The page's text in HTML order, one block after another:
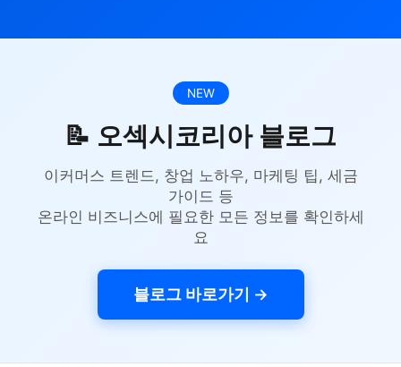
NEW
📝 오섹시코리아 블로그
이커머스 트렌드, 창업 노하우, 마케팅 팁, 세금
가이드 등
온라인 비즈니스에 필요한 모든 정보를 확인하세
요
블로그 바로가기 →